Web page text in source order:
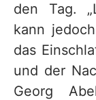
den Tag.
kann
das
und der
Georg